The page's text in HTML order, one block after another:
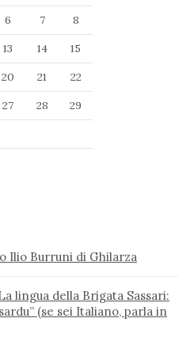
6 7
8
13 14
15
20 21
22
27 28
29
Ilio Burruni di Ghilarza
lingua della Brigata Sassari:
(se sei Italiano, parla in